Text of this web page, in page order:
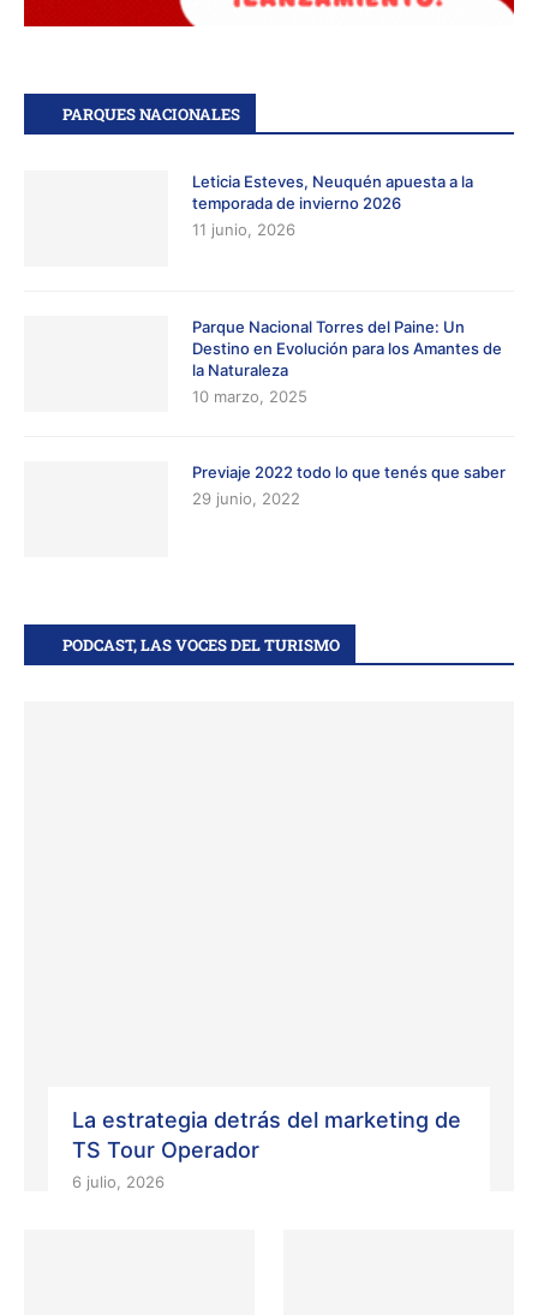
PARQUES NACIONALES
Leticia Esteves, Neuquén apuesta a la
temporada de invierno 2026
11 junio, 2026
Parque Nacional Torres del Paine: Un
Destino en Evolución para los Amantes de
la Naturaleza
10 marzo, 2025
Previaje 2022 todo lo que tenés que saber
29 junio, 2022
PODCAST, LAS VOCES DEL TURISMO
La estrategia detrás del marketing de
TS Tour Operador
6 julio, 2026